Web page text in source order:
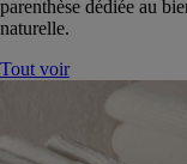
parenthèse dédiée au
naturelle.
Tout voir